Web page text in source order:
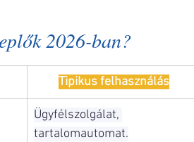
2026-ban?
Tipikus felhasználás
Ügyfélszolgálat,
tartalomautomat.